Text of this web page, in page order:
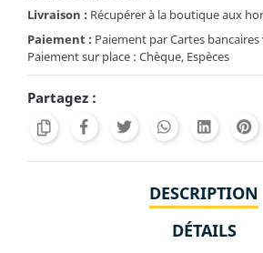
Livraison : Récupérer à la boutique aux
Paiement : Paiement par Cartes bancaires
Paiement sur place : Chèque, Espèces
Partagez :
DESCRIPTION
DÉTAILS